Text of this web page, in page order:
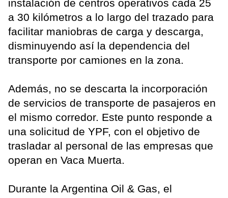
instalación de centros operativos cada 25
a 30 kilómetros a lo largo del trazado para
facilitar maniobras de carga y descarga,
disminuyendo así la dependencia del
transporte por camiones en la zona.
Además, no se descarta la incorporación
de servicios de transporte de pasajeros en
el mismo corredor. Este punto responde a
una solicitud de YPF, con el objetivo de
trasladar al personal de las empresas que
operan en Vaca Muerta.
Durante la Argentina Oil & Gas, el